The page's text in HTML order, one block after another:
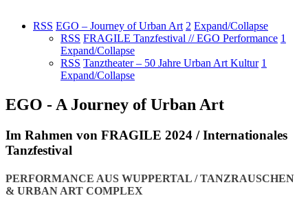
RSS EGO – Journey of Urban Art 2 Expand/Collapse
RSS FRAGILE Tanzfestival // EGO Performance 1
Expand/Collapse
RSS Tanztheater – 50 Jahre Urban Art Kultur 1
Expand/Collapse
EGO - A Journey of Urban Art
Im Rahmen von FRAGILE 2024 / Internationales
Tanzfestival
PERFORMANCE AUS WUPPERTAL / TANZRAUSCHEN
& URBAN ART COMPLEX